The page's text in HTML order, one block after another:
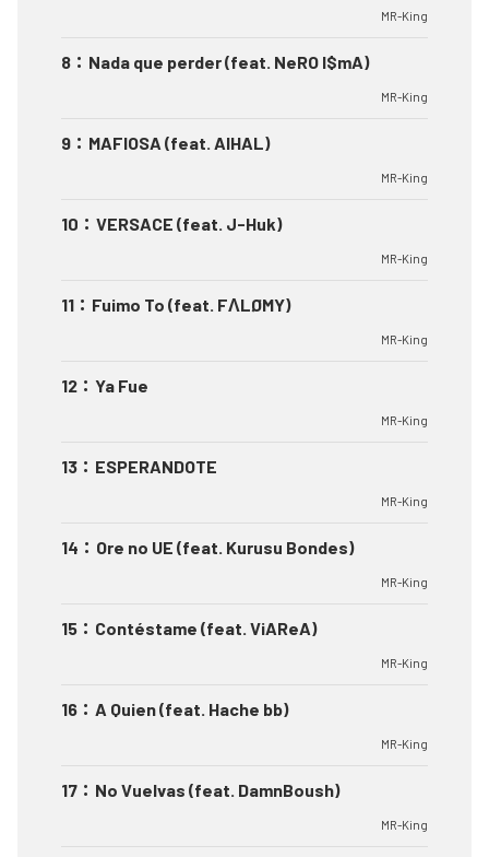
MR-King
8 ： Nada que perder (feat. NeRO I$mA)
MR-King
9 ： MAFIOSA (feat. AIHAL)
MR-King
10 ： VERSACE (feat. J-Huk)
MR-King
11 ： Fuimo To (feat. FΛLØMY)
MR-King
12 ： Ya Fue
MR-King
13 ： ESPERANDOTE
MR-King
14 ： Ore no UE (feat. Kurusu Bondes)
MR-King
15 ： Contéstame (feat. ViAReA)
MR-King
16 ： A Quien (feat. Hache bb)
MR-King
17 ： No Vuelvas (feat. DamnBoush)
MR-King